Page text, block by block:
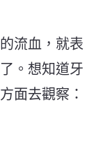
流血，就表
。想知道牙
面去觀察：